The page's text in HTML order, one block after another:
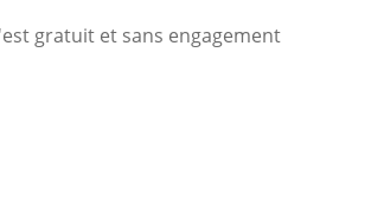
gratuit et sans engagement